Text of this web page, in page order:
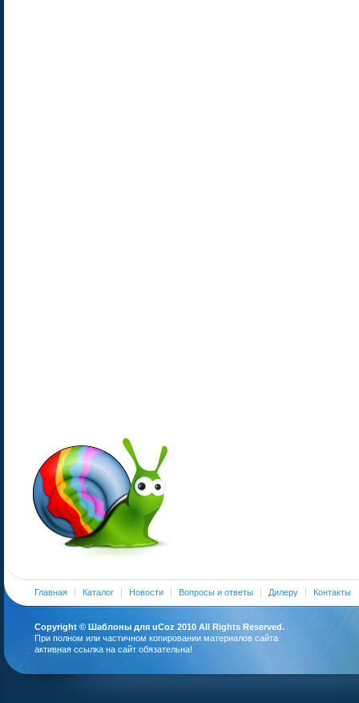
Главная Каталог Новости Вопросы и ответы Дилеру Контакты
Copyright © Шаблоны для uCoz 2010 All Rights Reserved.
При полном или частичном копировании материалов сайта
активная ссылка на сайт обязательна!